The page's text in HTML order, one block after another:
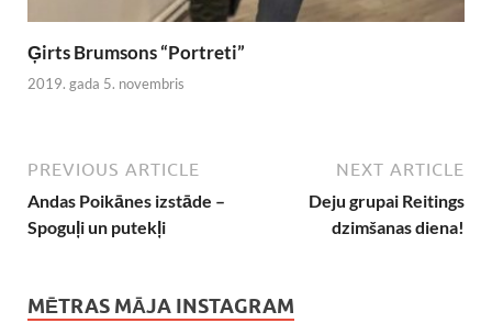
Ģirts Brumsons “Portreti”
2019. gada 5. novembris
PREVIOUS ARTICLE
Andas Poikānes izstāde –
Spoguļi un putekļi
NEXT ARTICLE
Deju grupai Reitings
dzimšanas diena!
MĒTRAS MĀJA INSTAGRAM